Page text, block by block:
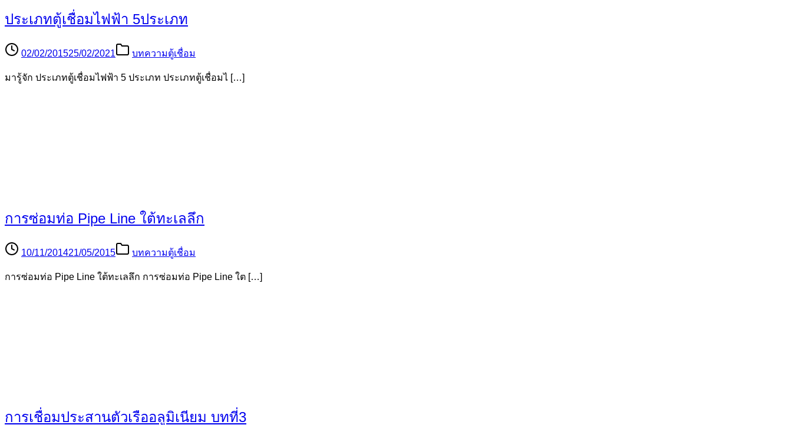
ประเภทตู้เชื่อมไฟฟ้า 5ประเภท
02/02/201525/02/2021 บทความตู้เชื่อม
มารู้จัก ประเภทตู้เชื่อมไฟฟ้า 5 ประเภท ประเภทตู้เชื่อมไ […]
การซ่อมท่อ Pipe Line ใต้ทะเลลึก
10/11/201421/05/2015 บทความตู้เชื่อม
การซ่อมท่อ Pipe Line ใต้ทะเลลึก การซ่อมท่อ Pipe Line ใต […]
การเชื่อมประสานตัวเรืออลูมิเนียม บทที่3